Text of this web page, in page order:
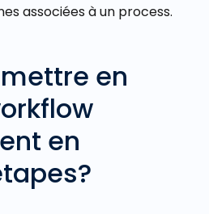
associées à un process.
en
en